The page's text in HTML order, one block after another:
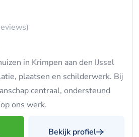
in Krimpen aan den IJssel
plaatsen en schilderwerk. Bij
centraal, ondersteund
ons werk.
Bekijk profiel